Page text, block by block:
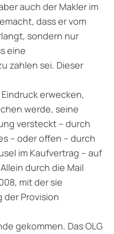
auch der Makler im
dass er vom
sondern nur
eine
zahlen sei. Dieser
erwecken,
werde, seine
versteckt – durch
– oder offen – durch
im Kaufvertrag – auf
durch die Mail
mit der sie
der Provision
gekommen. Das OLG